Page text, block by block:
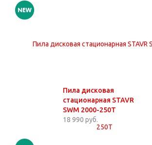
Пила дисковая
стационарная STAVR
SWM 2000-250T
18 990 руб.